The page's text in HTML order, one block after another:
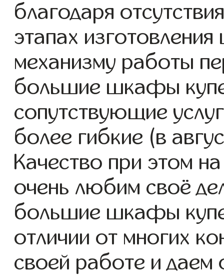
благодаря
этапах
механизму работы
большие шкафы
сопутствующие
более гибкие (в
Качество при этом
очень любим своё
большие шкафы купе
отличии от многих
своей работе и